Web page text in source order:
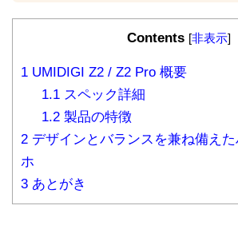
Contents [非表示]
1 UMIDIGI Z2 / Z2 Pro 概要
1.1スペック詳細
1.2製品の特徴
2 デザインとバランスを兼ね備え
ホ
3 あとがき